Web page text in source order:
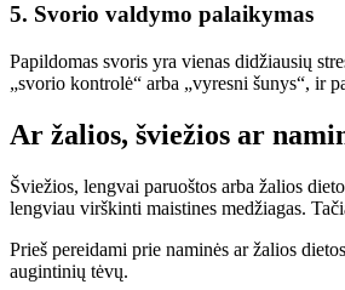
5. Svorio valdymo palaikymas
Papildomas svoris yra vienas didžiausių
„svorio kontrolė“ arba „vyresni šunys“, ir
Ar žalios, šviežios ar
Šviežios, lengvai paruoštos arba žalios
lengviau virškinti maistines medžiagas.
Prieš pereidami prie naminės ar žalios
augintinių tėvų.